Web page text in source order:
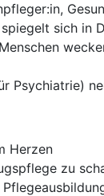
sich in
Psychiatrie)
Herzen
zu